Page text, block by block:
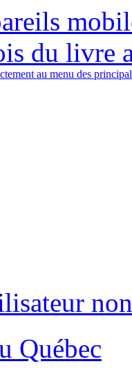
du livre
au menu des
Québec